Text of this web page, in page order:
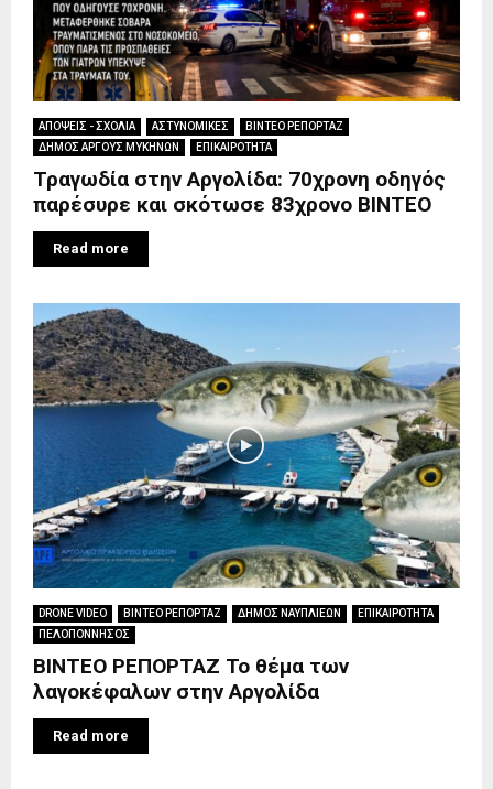
ΑΠΟΨΕΙΣ - ΣΧΟΛΙΑ ΑΣΤΥΝΟΜΙΚΕΣ
ΒΙΝΤΕΟ ΡΕΠΟΡΤΑΖ
ΔΗΜΟΣ ΑΡΓΟΥΣ ΜΥΚΗΝΩΝ
ΕΠΙΚΑΙΡΟΤΗΤΑ
Τραγωδία στην Αργολίδα: 70χρονη οδηγός
παρέσυρε και σκότωσε 83χρονο ΒΙΝΤΕΟ
Read more
DRONE VIDEO ΒΙΝΤΕΟ ΡΕΠΟΡΤΑΖ ΔΗΜΟΣ ΝΑΥΠΛΙΕΩΝ
ΕΠΙΚΑΙΡΟΤΗΤΑ
ΠΕΛΟΠΟΝΝΗΣΟΣ
ΒΙΝΤΕΟ ΡΕΠΟΡΤΑΖ Το θέμα των
λαγοκέφαλων στην Αργολίδα
Read more